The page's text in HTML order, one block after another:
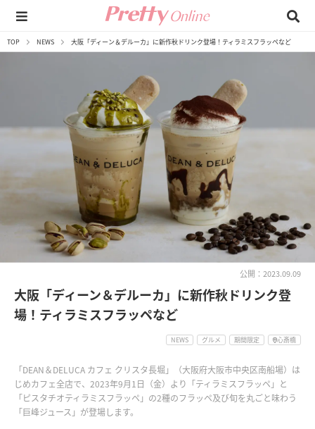
TOP NEWS 大阪「ディーン＆デルーカ」に新作秋ドリンク登場！ティラミスフラッペなど
公開：2023.09.09
大阪「ディーン＆デルーカ」に新作秋ドリンク登
場！ティラミスフラッペなど
NEWS グルメ 期間限定 心斎橋
「DEAN＆DELUCA カフェ クリスタ長堀」（大阪府大阪市中央区南船場）は
じめカフェ全店で、2023年9月1日（金）より「ティラミスフラッペ」と
「ピスタチオティラミスフラッペ」の2種のフラッペ及び旬を丸ごと味わう
「巨峰ジュース」が登場します。